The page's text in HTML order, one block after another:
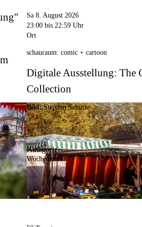
Sa 8. August 2026
23:00 bis 22:59 Uhr
Ort
schauraum: comic + cartoon
Digitale Ausstellung: The
Collection
Bild:Stephan Schütze
Kategorie
Wochenmarkt